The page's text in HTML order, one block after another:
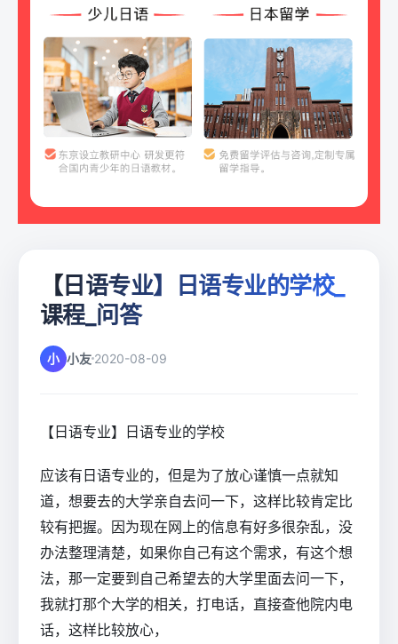
【日语专业】日语专业的学校_
课程_问答
小 小友 2020-08-09
【日语专业】日语专业的学校
应该有日语专业的，但是为了放心谨慎一点就知
道，想要去的大学亲自去问一下，这样比较肯定比
较有把握。因为现在网上的信息有好多很杂乱，没
办法整理清楚，如果你自己有这个需求，有这个想
法，那一定要到自己希望去的大学里面去问一下，
我就打那个大学的相关，打电话，直接查他院内电
话，这样比较放心，